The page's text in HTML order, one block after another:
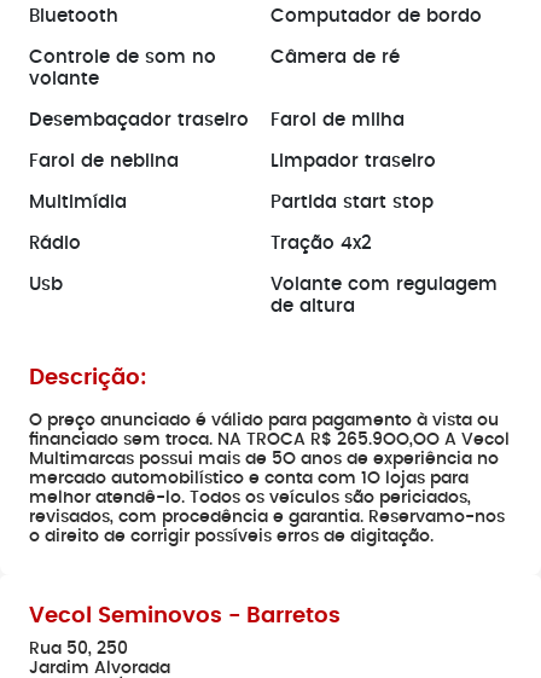
Bluetooth Computador de bordo
Controle de som no
volante
Câmera de ré
Desembaçador traseiro Farol de milha
Farol de neblina Limpador traseiro
Multimídia Partida start stop
Rádio Tração 4x2
Usb
Volante com regulagem
de altura
Descrição:
O preço anunciado é válido para pagamento à vista ou
financiado sem troca. NA TROCA R$ 265.9OO,OO A Vecol
Multimarcas possui mais de 5O anos de experiência no
mercado automobilístico e conta com 1O lojas para
melhor atendê-lo. Todos os veículos são periciados,
revisados, com procedência e garantia. Reservamo-nos
o direito de corrigir possíveis erros de digitação.
Vecol Seminovos - Barretos
Rua 50, 250
Jardim Alvorada